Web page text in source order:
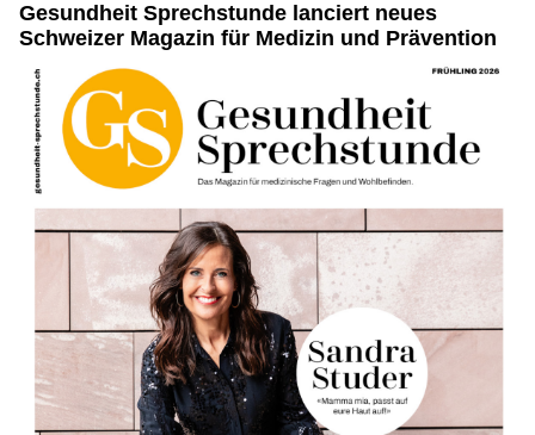
Gesundheit Sprechstunde lanciert neues
Schweizer Magazin für Medizin und Prävention